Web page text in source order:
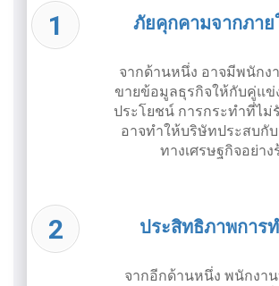
ภัยคุกคามจากภาย
จากด้านหนึ่ง อาจมีพนักง
ขายข้อมูลธุรกิจให้กับคู่แข่
ประโยชน์ การกระทำที่ไม่
อาจทำให้บริษัทประสบกั
ทางเศรษฐกิจอย่าง
ประสิทธิภาพการ
จากอีกด้านหนึ่ง พนักงา